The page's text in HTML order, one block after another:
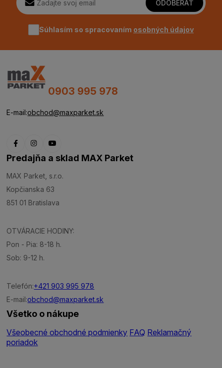
ODOBERAŤ
Súhlasím so spracovaním osobných údajov
0903 995 978
E-mail:obchod@maxparket.sk
Predajňa a sklad MAX Parket
MAX Parket, s.r.o.
Kopčianska 63
851 01 Bratislava
OTVÁRACIE HODINY:
Pon - Pia: 8-18 h.
Sob: 9-12 h.
Telefón:+421 903 995 978
E-mail:obchod@maxparket.sk
Všetko o nákupe
Všeobecné obchodné podmienky FAQ Reklamačný
poriadok